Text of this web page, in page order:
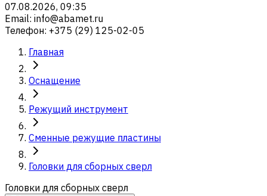
07.08.2026, 09:35
Email: info@abamet.ru
Телефон: +375 (29) 125-02-05
Главная
Оснащение
Режущий инструмент
Сменные режущие пластины
Головки для сборных сверл
Головки для сборных сверл